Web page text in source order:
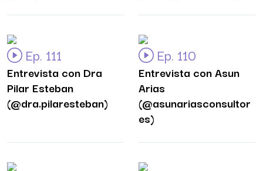
Ep. 111
Entrevista con Dra
Pilar Esteban
(@dra.pilaresteban)
Ep. 110
Entrevista con Asun
Arias
(@asunariasconsultor
es)